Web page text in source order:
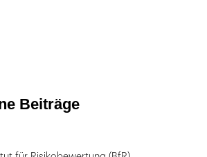
Beiträge